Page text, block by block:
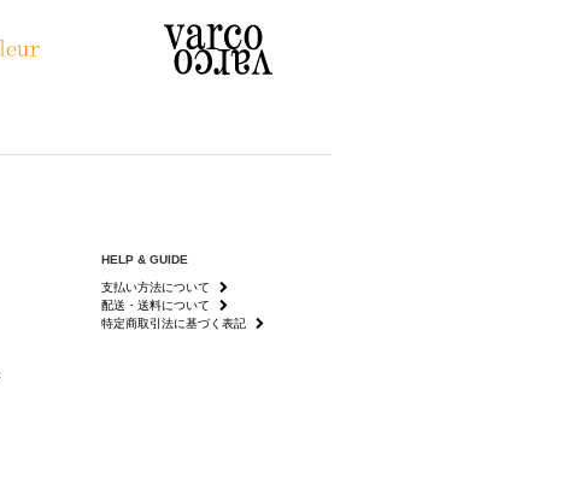
HELP & GUIDE
支払い方法について
配送・送料について
特定商取引法に基づく表記